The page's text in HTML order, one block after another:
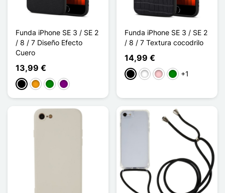
Funda iPhone SE 3 / SE 2
/ 8 / 7 Diseño Efecto
Cuero
13,99 €
NegroNaranja
VerdePúrpura
Funda iPhone SE 3 / SE 2
/ 8 / 7 Textura cocodrilo
14,99 €
NegroBlancoRosaVerde
+1